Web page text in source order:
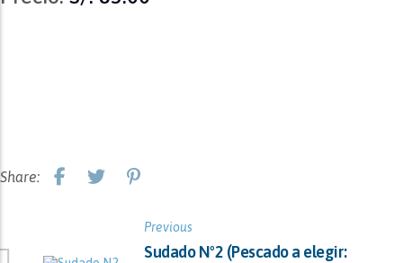
Share:
Previous
Sudado Nº2 (Pescado a elegir: